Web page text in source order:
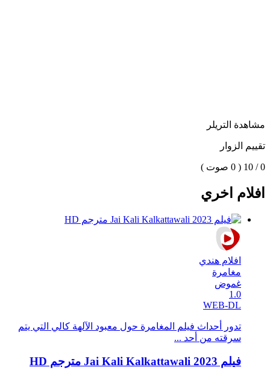
مشاهدة التريلر
تقييم الزوار
0 / 10 ( 0 صوت )
افلام اخري
افلام هندي
مغامرة
غموض
1.0
WEB-DL
تدور أحداث فيلم المغامرة حول معبود الآلهة كالي التي يتم
سرقته من أحد ...
فيلم Jai Kali Kalkattawali 2023 مترجم HD